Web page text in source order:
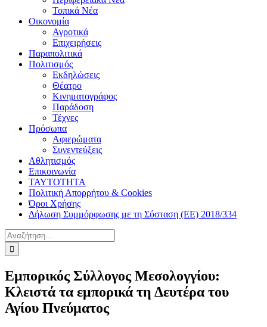
Τοπικά Νέα
Οικονομία
Αγροτικά
Επιχειρήσεις
Παραπολιτικά
Πολιτισμός
Εκδηλώσεις
Θέατρο
Κινηματογράφος
Παράδοση
Τέχνες
Πρόσωπα
Αφιερώματα
Συνεντεύξεις
Αθλητισμός
Επικοινωνία
ΤΑΥΤΟΤΗΤΑ
Πολιτική Απορρήτου & Cookies
Όροι Χρήσης
Δήλωση Συμμόρφωσης με τη Σύσταση (ΕΕ) 2018/334
Αναζήτηση
για:
Εμπορικός Σύλλογος Μεσολογγίου:
Κλειστά τα εμπορικά τη Δευτέρα του
Αγίου Πνεύματος